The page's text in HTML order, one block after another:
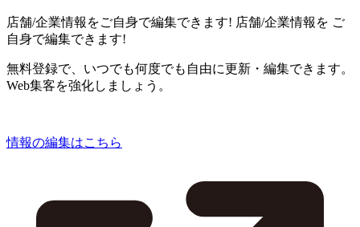
店舗/企業情報をご自身で編集できます! 店舗/企業情報を ご
自身で編集できます!
無料登録で、いつでも何度でも自由に更新・編集できます。
Web集客を強化しましょう。
情報の編集はこちら